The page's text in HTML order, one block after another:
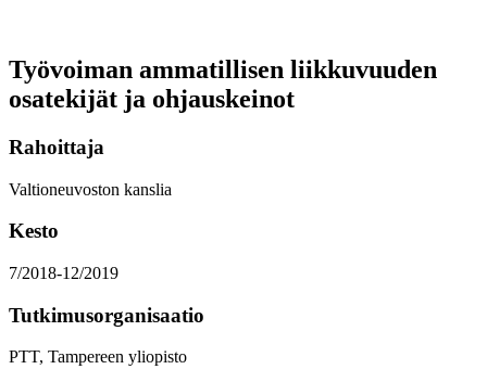
Työvoiman ammatillisen liikkuvuuden
osatekijät ja ohjauskeinot
Rahoittaja
Valtioneuvoston kanslia
Kesto
7/2018-12/2019
Tutkimusorganisaatio
PTT, Tampereen yliopisto